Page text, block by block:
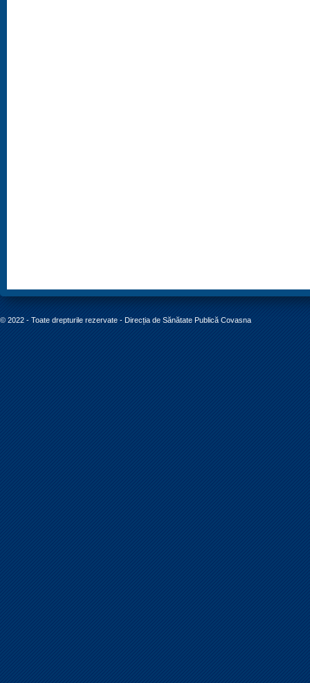
© 2022 - Toate drepturile rezervate - Direcția de Sănătate Publică Covasna